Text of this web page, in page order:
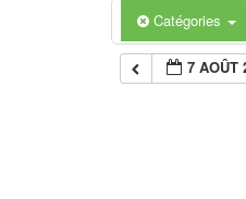
Catégories
7 AOÛT